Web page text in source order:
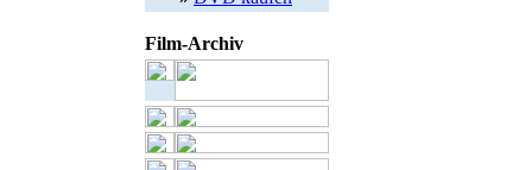
Film-Archiv